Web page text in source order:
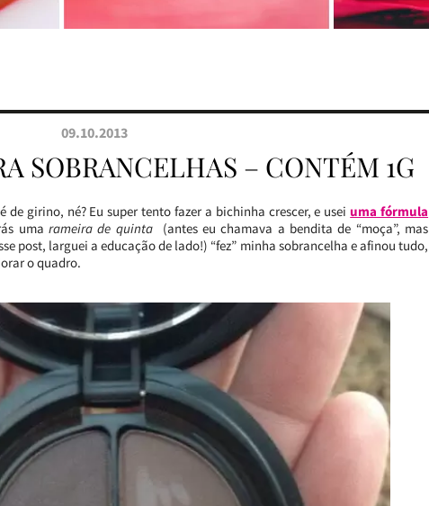
09.10.2013
SOBRANCELHAS – CONTÉM 1G
de girino, né? Eu super tento fazer a bichinha crescer, e useiuma fórmula
umarameira de quinta(antes eu chamava a bendita de “moça”, mas
post, larguei a educação de lado!) “fez” minha sobrancelha e afinou tudo,
o quadro.